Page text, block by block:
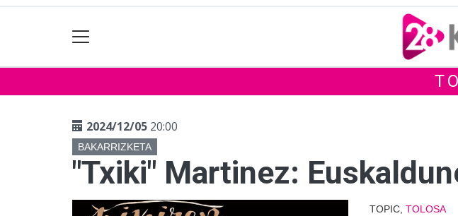
2024/12/05 20:00
BAKARRIZKETA
"Txiki" Martinez:
TOPIC, TOLOSA